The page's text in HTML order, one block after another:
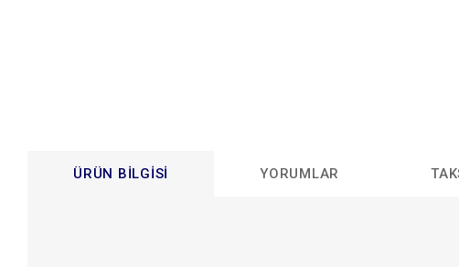
ÜRÜN BILGISI YORUMLAR